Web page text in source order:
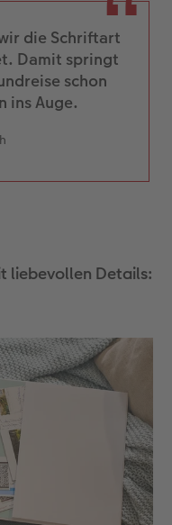
die Schriftart
Damit springt
schon
ins Auge.
liebevollen Details: